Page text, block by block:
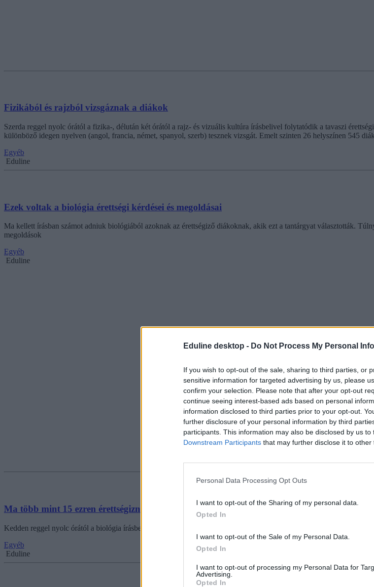
Eduline desktop - Do Not Process My Personal
If you wish to opt-out of the sale, sharing to third parties, or
sensitive information for targeted advertising by us, please
confirm your selection. Please note that after your opt-out
continue seeing interest-based ads based on personal
information disclosed to third parties prior to your opt-out.
further disclosure of your personal information by third
participants. This information may also be disclosed by us
Downstream Participants that may further disclose it to other
Personal Data Processing Opt Outs
I want to opt-out of the Sharing of my personal data.
Opted In
I want to opt-out of the Sale of my Personal Data.
Opted In
I want to opt-out of processing my Personal Data for
Advertising.
Opted In
Fizikából és rajzból vizsgáznak a diákok
Szerda reggel nyolc órától a fizika-, délután két órától a rajz- és vizuális kultúra írásbelivel folytatódik a tavaszi
különböző idegen nyelven (angol, francia, német, spanyol, szerb) tesznek vizsgát. Emelt szinten 26 helyszínen 545
Egyéb
Eduline
Ezek voltak a biológia érettségi kérdései és megoldásai
Ma kellett írásban számot adniuk biológiából azoknak az érettségiző diákoknak, akik ezt a tantárgyat választották.
megoldások
Egyéb
Eduline
Ma több mint 15 ezren érettségiznek biológiából
Kedden reggel nyolc órától a biológia írásbelivel folytatódik a tavaszi érettségi. Délután két órától az emelt szintű
Egyéb
Eduline